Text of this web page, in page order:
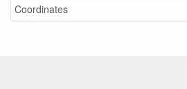
Coordinates